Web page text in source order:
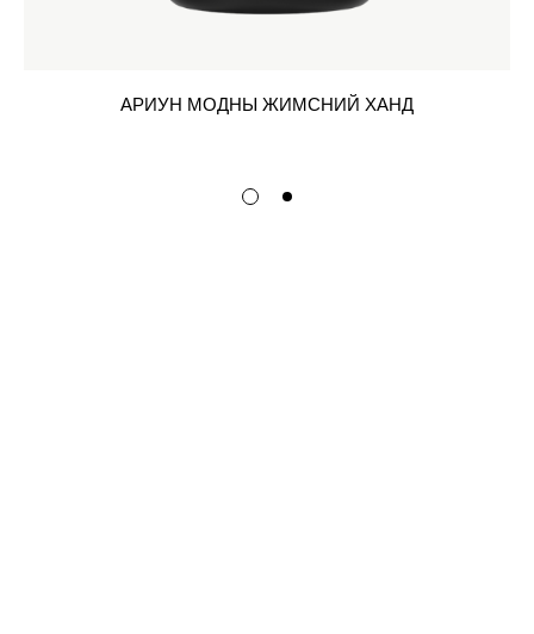
АРИУН МОДНЫ ЖИМСНИЙ ХАНД